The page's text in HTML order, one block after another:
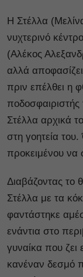
Η Στέλλα
νυχτερινό
(Αλέκος
αλλά
πριν επέλθει η
Στέλλα αρχικά
στη γοητεία
προκειμένου να
Διαβάζοντας το
Στέλλα με τα
φαντάστηκε
ενάντια στο
γυναίκα που ζει
κανέναν δεσμό